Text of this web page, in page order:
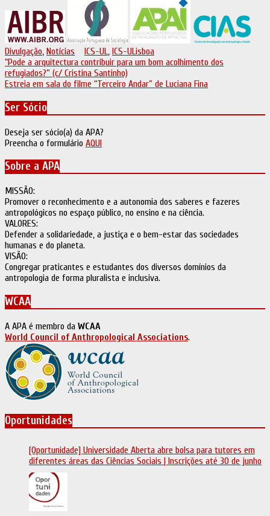
Divulgação, Notícias ICS-UL, ICS-ULisboa
Navegação
de
artigos
“Pode a arquitectura contribuir para um bom acolhimento dos
refugiados?” (c/ Cristina Santinho)
Estreia em sala do filme “Terceiro Andar” de Luciana Fina
Ser Sócio
Deseja ser sócio(a) da APA?
Preencha o formulário AQUI
Sobre a APA
MISSÃO:
Promover o reconhecimento e a autonomia dos saberes e fazeres
antropológicos no espaço público, no ensino e na ciência.
VALORES:
Defender a solidariedade, a justiça e o bem-estar das sociedades
humanas e do planeta.
VISÃO:
Congregar praticantes e estudantes dos diversos domínios da
antropologia de forma pluralista e inclusiva.
WCAA
A APA é membro da WCAA
World Council of Anthropological Associations.
Oportunidades
[Oportunidade] Universidade Aberta abre bolsa para tutores em
diferentes áreas das Ciências Sociais | Inscrições até 30 de junho